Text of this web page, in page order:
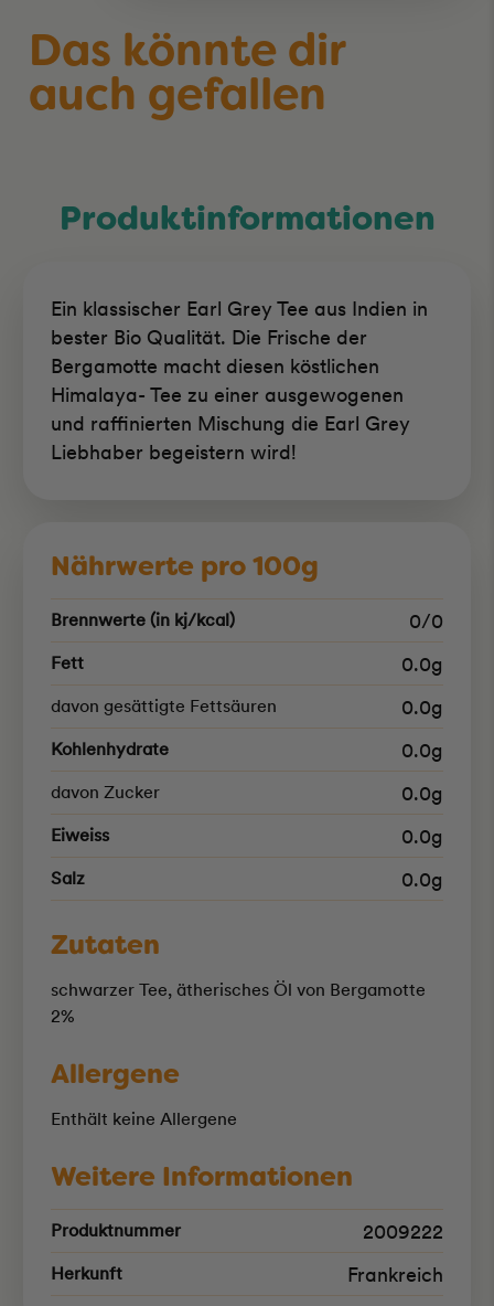
Das könnte dir
auch gefallen
Produktinformationen
Ein klassischer Earl Grey Tee aus Indien in
bester Bio Qualität. Die Frische der
Bergamotte macht diesen köstlichen
Himalaya- Tee zu einer ausgewogenen
und raffinierten Mischung die Earl Grey
Liebhaber begeistern wird!
Nährwerte pro 100g
Brennwerte (in kj/kcal) 0/0
Fett 0.0g
davon gesättigte Fettsäuren 0.0g
Kohlenhydrate 0.0g
davon Zucker 0.0g
Eiweiss 0.0g
Salz 0.0g
Zutaten
schwarzer Tee, ätherisches Öl von Bergamotte
2%
Allergene
Enthält keine Allergene
Weitere Informationen
Produktnummer 2009222
Herkunft Frankreich